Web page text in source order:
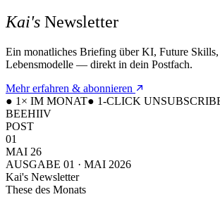
Kai's Newsletter
Ein monatliches Briefing über KI, Future Skills,
Lebensmodelle — direkt in dein Postfach.
Mehr erfahren & abonnieren
● 1× IM MONAT● 1-CLICK
BEEHIIV
POST
01
MAI 26
AUSGABE 01 · MAI 2026
Kai's Newsletter
These des Monats